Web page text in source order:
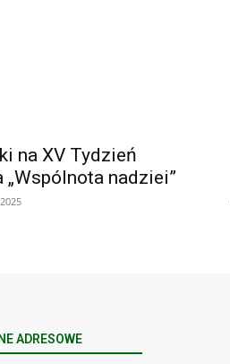
na XV Tydzień
„Wspólnota nadziei”
ADRESOWE